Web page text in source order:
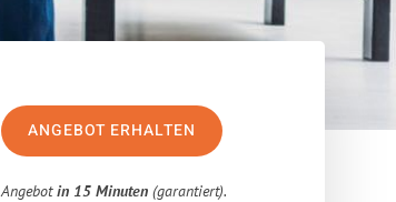
ANGEBOT ERHALTEN
Angebotin 15 Minuten (garantiert).